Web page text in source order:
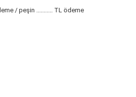
/ peşin ........... TL ödeme